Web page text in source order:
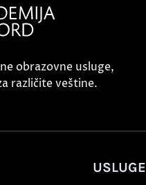
obrazovne usluge,
različite veštine.
USLUGE